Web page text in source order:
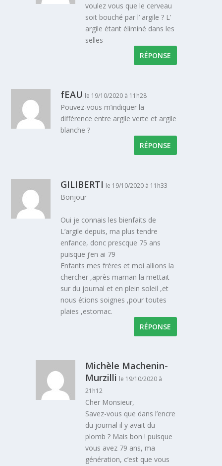
voulez vous que le cerveau
soit bouché par l’ argile ? L’
argile étant éliminé dans les
selles
RÉPONSE
fEAU le 19/10/2020 à 11h28
Pouvez-vous m’indiquer la
différence entre argile verte et argile
blanche ?
RÉPONSE
GILIBERTI le 19/10/2020 à 11h33
Bonjour
Oui je connais les bienfaits de
L’argile depuis, ma plus tendre
enfance, donc prescque 75 ans
puisque j’en ai 79
Enfants mes frères et moi allions la
chercher ,après maman la mettait
sur du journal et en plein soleil ,et
nous étions soignes ,pour toutes
plaies ,estomac.
RÉPONSE
Michèle Machenin-
Murzilli le 19/10/2020 à
21h12
Cher Monsieur,
Savez-vous que dans l’encre
du journal il y avait du
plomb ? Mais bon ! puisque
vous avez 79 ans, ma
génération, c’est que vous